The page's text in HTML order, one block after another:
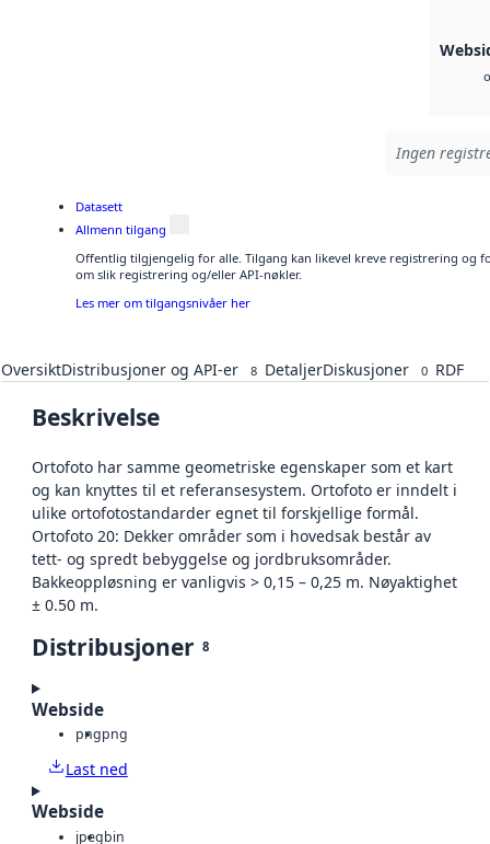
Ingen
Datasett
Allmenn tilgang
Offentlig tilgjengelig for alle. Tilgang kan likevel kreve registrering og
om slik registrering og/eller API-nøkler.
Les mer om tilgangsnivåer her
OversiktDistribusjoner og API-er 8 DetaljerDiskusjoner 0 RDF
Beskrivelse
Ortofoto har samme geometriske egenskaper som et kart
og kan knyttes til et referansesystem. Ortofoto er inndelt i
ulike ortofotostandarder egnet til forskjellige formål.
Ortofoto 20: Dekker områder som i hovedsak består av
tett- og spredt bebyggelse og jordbruksområder.
Bakkeoppløsning er vanligvis > 0,15 – 0,25 m. Nøyaktighet
± 0.50 m.
Distribusjoner 8
Webside
pngpng
Last ned
Webside
jpegbin